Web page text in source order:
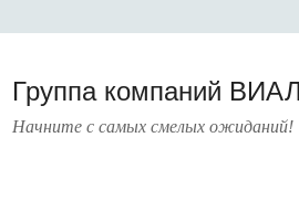
Группа компаний
Начните с самых смелых ожиданий!